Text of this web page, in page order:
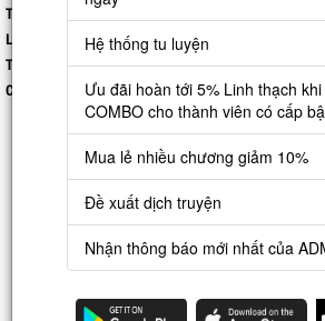
Thể loại:
Linh Dị, Đô Thị
Lượt xem:
Trạng thái:
Hoàn thành
Cập nhập: 2025-08-27 15:51:50
Nguồn: bachngocsach
Shared by: truyenfulldich.com
Trên thế giới này, mỗi ngày đều sẽ có những vụ án
Quán bánh bao làm ăn khấm khá nhưng nhân của
Hệ thống tu luyện
Ưu đãi hoàn tới 5% Linh thạch
COMBO cho thành viên có cấp
Mua lẻ nhiều chương giảm 10%
Đề xuất dịch truyện
Nhận thông báo mới nhất của